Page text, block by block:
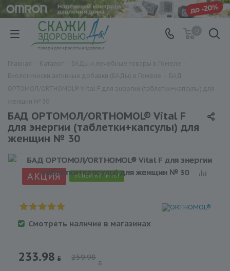
БАД ОРТОМОЛ/ORTHOMOL® Vital F
для энергии (таблетки+капсулы) для
женщин № 30
АКЦИЯ УСПЕЙ КУПИТЬ!
Смотреть наличие в магазинах
233.98 259.98